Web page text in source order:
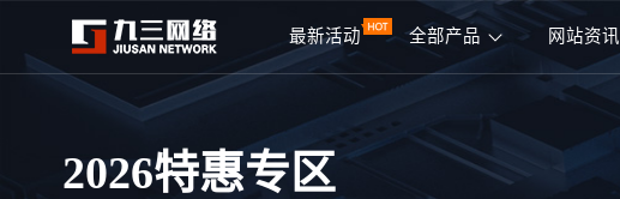
最新活动 全部产品 网站资讯
2026特惠专区